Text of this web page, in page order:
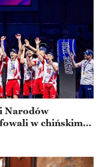
Narodów
w chińskim